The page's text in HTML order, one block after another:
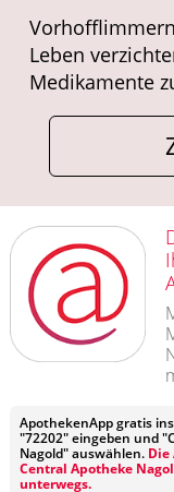
Leben
Medikamente
ApothekenApp gratis
"72202" eingeben und
Nagold" auswählen. Die
Central Apotheke
unterwegs.